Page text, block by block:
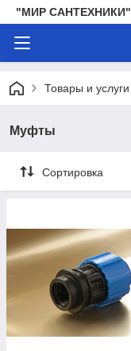
"МИР
Товары и услуги
Муфты
Сортировка